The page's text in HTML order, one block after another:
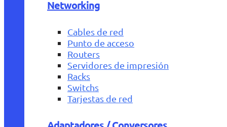
Networking
Cables de red
Punto de acceso
Routers
Servidores de impresión
Racks
Switchs
Tarjestas de red